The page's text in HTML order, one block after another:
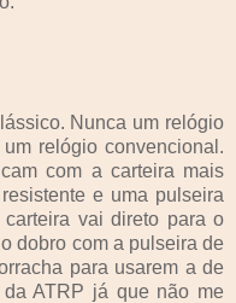
Nunca um relógio
relógio convencional.
com a carteira mais
e uma pulseira
vai direto para o
dobro com a pulseira de
para usarem a de
ATRP já que não me